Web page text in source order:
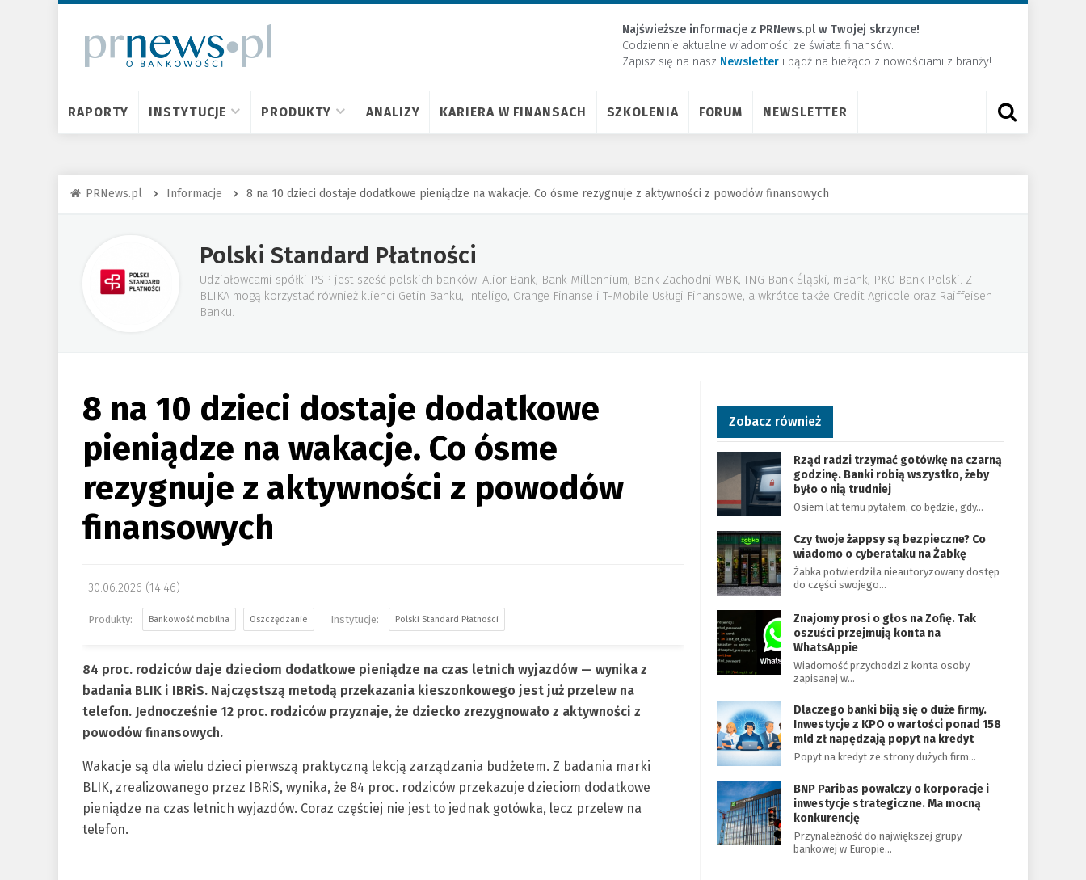
Najświeższe informacje z PRNews.pl w Twojej skrzynce!
Codziennie aktualne wiadomości ze świata finansów.
Zapisz się na nasz Newsletter ​i bądź na bieżąco z nowościami z branży!
RAPORTY INSTYTUCJE PRODUKTY ANALIZY KARIERA W FINANSACH SZKOLENIA FORUM NEWSLETTER
PRNews.pl Informacje 8 na 10 dzieci dostaje dodatkowe pieniądze na wakacje. Co ósme rezygnuje z aktywności z powodów finansowych
Polski Standard Płatności
Udziałowcami spółki PSP jest sześć polskich banków: Alior Bank, Bank Millennium, Bank Zachodni WBK, ING Bank Śląski, mBank, PKO Bank Polski. Z
BLIKA mogą korzystać również klienci Getin Banku, Inteligo, Orange Finanse i T-Mobile Usługi Finansowe, a wkrótce także Credit Agricole oraz Raiffeisen
Banku.
8 na 10 dzieci dostaje dodatkowe
pieniądze na wakacje. Co ósme
rezygnuje z aktywności z powodów
finansowych
30.06.2026 (14:46)
Bankowość mobilna Oszczędzanie Polski Standard Płatności
84 proc. rodziców daje dzieciom dodatkowe pieniądze na czas letnich wyjazdów — wynika z
badania BLIK i IBRiS. Najczęstszą metodą przekazania kieszonkowego jest już przelew na
telefon. Jednocześnie 12 proc. rodziców przyznaje, że dziecko zrezygnowało z aktywności z
powodów finansowych.
Wakacje są dla wielu dzieci pierwszą praktyczną lekcją zarządzania budżetem. Z badania marki
BLIK, zrealizowanego przez IBRiS, wynika, że 84 proc. rodziców przekazuje dzieciom dodatkowe
pieniądze na czas letnich wyjazdów. Coraz częściej nie jest to jednak gotówka, lecz przelew na
telefon.
Zobacz również
Rząd radzi trzymać gotówkę na czarną
godzinę. Banki robią wszystko, żeby
było o nią trudniej
Osiem lat temu pytałem, co będzie, gdy…
Czy twoje żappsy są bezpieczne? Co
wiadomo o cyberataku na Żabkę
Żabka potwierdziła nieautoryzowany dostęp
do części swojego…
Znajomy prosi o głos na Zofię. Tak
oszuści przejmują konta na
WhatsAppie
Wiadomość przychodzi z konta osoby
zapisanej w…
Dlaczego banki biją się o duże firmy.
Inwestycje z KPO o wartości ponad 158
mld zł napędzają popyt na kredyt
Popyt na kredyt ze strony dużych firm…
BNP Paribas powalczy o korporacje i
inwestycje strategiczne. Ma mocną
konkurencję
Przynależność do największej grupy
bankowej w Europie…